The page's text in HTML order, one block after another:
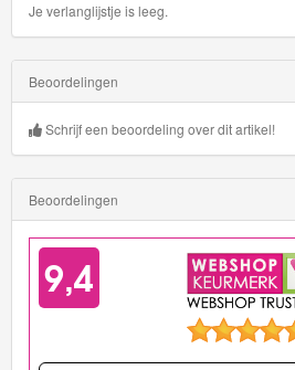
Je verlanglijstje is leeg.
Beoordelingen
Schrijf een beoordeling over dit artikel!
Beoordelingen